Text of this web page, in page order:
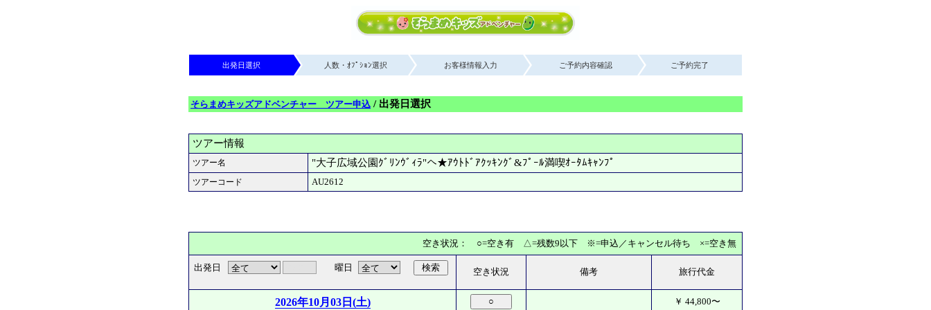
出発日選択 人数・ｵﾌﾟｼｮﾝ選択 お客様情報入力 ご予約内容確認 ご予約完了
そらまめキッズアドベンチャー ツアー申込 / 出発日選択
ツアー情報
ツアー名 "大子広域公園ｸﾞﾘﾝｳﾞｨﾗ"へ★ｱｳﾄﾄﾞｱｸｯｷﾝｸﾞ&ﾌﾟｰﾙ満喫ｵｰﾀﾑｷｬﾝﾌﾟ
ツアーコード AU2612
空き状況： ○=空き有 △=残数9以下 ※=申込／キャンセル待ち ×=空き無
出発日 曜日 検索 空き状況 備考 旅行代金
2026年10月03日(土) ○ ￥ 44,800〜